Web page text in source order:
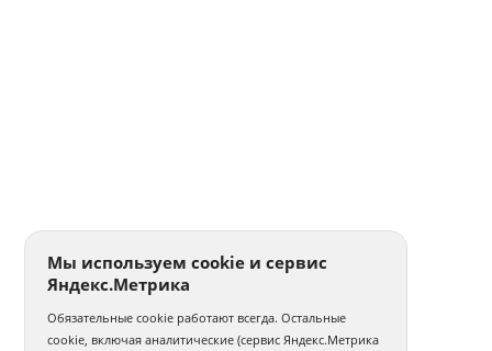
Мы используем cookie и сервис
Яндекс.Метрика
Обязательные cookie работают всегда. Остальные
cookie, включая аналитические (сервис Яндекс.Метрика